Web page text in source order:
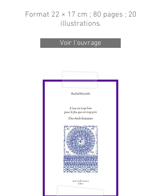
Format 22 × 17 cm ; 80 pages ; 20
illustrations.
Voir l'ouvrage